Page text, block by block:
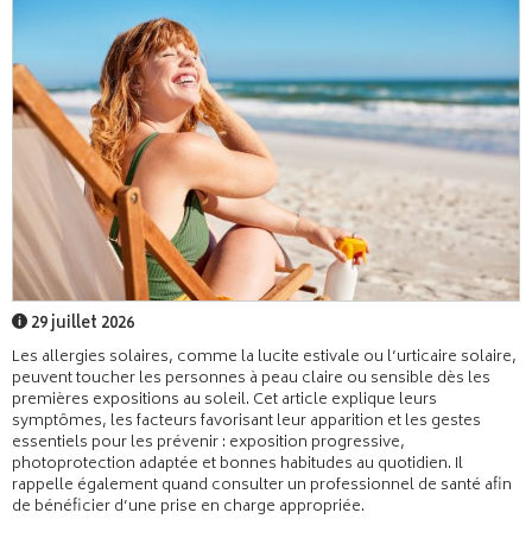
29 juillet 2026
Les allergies solaires, comme la lucite estivale ou l’urticaire solaire,
peuvent toucher les personnes à peau claire ou sensible dès les
premières expositions au soleil. Cet article explique leurs
symptômes, les facteurs favorisant leur apparition et les gestes
essentiels pour les prévenir : exposition progressive,
photoprotection adaptée et bonnes habitudes au quotidien. Il
rappelle également quand consulter un professionnel de santé afin
de bénéficier d’une prise en charge appropriée.